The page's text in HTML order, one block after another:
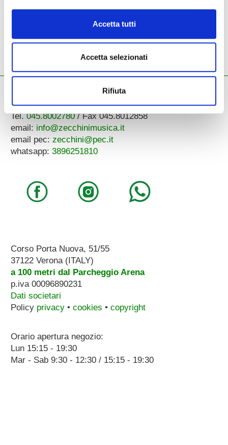
Accetta tutti
Accetta selezionati
Rifiuta
come indicative. Farà fede la descrizione del prodotto contenuta nel
Pianoforti - Strumenti musicali
Tel.045.8002780/ Fax 045.8012858
email: info@zecchinimusica.it
email pec: zecchini@pec.it
whatsapp: 3896251810
Corso Porta Nuova, 51/55
37122 Verona (ITALY)
a 100 metri dal Parcheggio Arena
p.iva 00096890231
Dati societari
Policy privacy• cookies • copyright
Orario apertura negozio:
Lun 15:15 - 19:30
Mar - Sab 9:30 - 12:30 / 15:15 - 19:30